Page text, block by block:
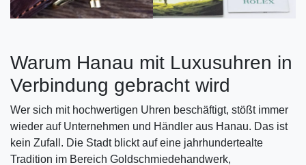
Warum Hanau mit Luxusuhren in
Verbindung gebracht wird
Wer sich mit hochwertigen Uhren beschäftigt, stößt immer
wieder auf Unternehmen und Händler aus Hanau. Das ist
kein Zufall. Die Stadt blickt auf eine jahrhundertealte
Tradition im Bereich Goldschmiedehandwerk,